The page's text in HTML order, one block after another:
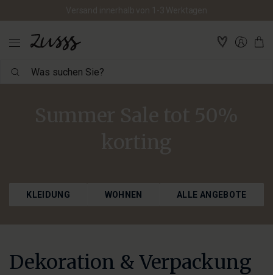
Was
KLEIDUNG WOHNEN ALLE ANGEBOTE
Dekoration & Verpackung